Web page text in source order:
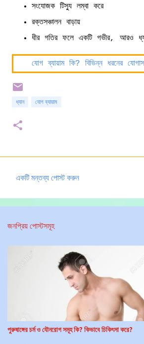
সংযোজক টিস্যু লম্বা করে
রক্তসঞ্চালন বাড়ায়
ধীর গতির ফলে একটি গভীর, আরও
যোগ ব্যায়াম কি? বিভিন্ন ধরনের
ধ্যান যোগ ব্যায়াম
স
মূ
একটি মন্তব্য পোস্ট করুন
জনপ্রিয় পোস্টসমূহ
পুরুষাঙ্গের চর্ম ও যৌনরোগ সমূহ কি? কিভাবে চিকিৎসা করে?